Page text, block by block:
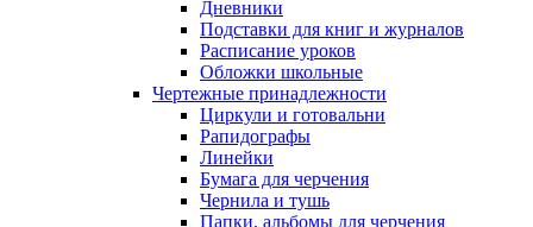
Дневники
Подставки для книг и журналов
Расписание уроков
Обложки школьные
Чертежные принадлежности
Циркули и готовальни
Рапидографы
Линейки
Бумага для черчения
Чернила и тушь
Папки, альбомы для черчения